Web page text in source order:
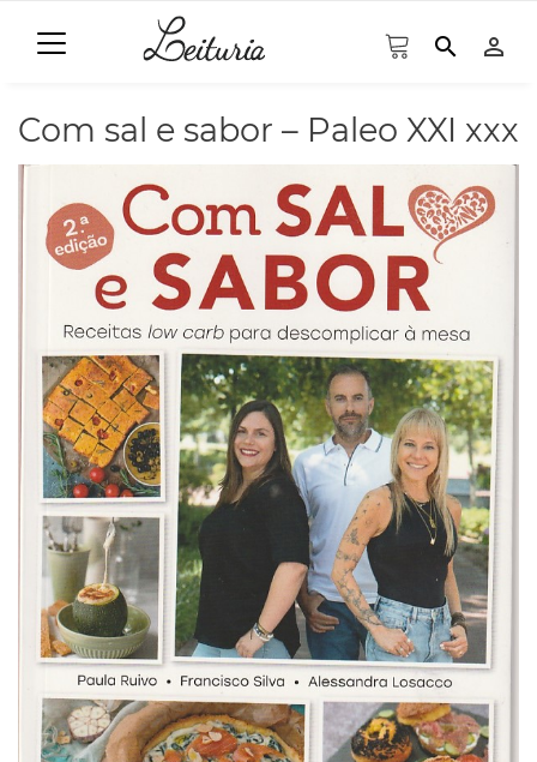
search person_outline
Com sal e sabor – Paleo XXI xxx